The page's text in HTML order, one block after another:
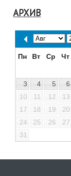
АРХИВ
Пн Вт Ср Чт
3
4 5 6
10
11 12 13
17
18 19 20
24
25 26 27
31